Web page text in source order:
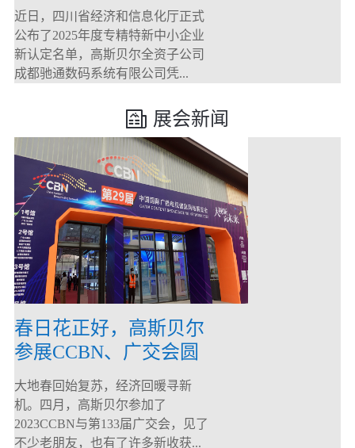
近日，四川省经济和信息化厅正式
公布了2025年度专精特新中小企业
新认定名单，高斯贝尔全资子公司
成都驰通数码系统有限公司凭...
展会新闻
春日花正好，高斯贝尔
参展CCBN、广交会圆
满落幕！
大地春回始复苏，经济回暖寻新
机。四月，高斯贝尔参加了
2023CCBN与第133届广交会，见了
不少老朋友，也有了许多新收获...